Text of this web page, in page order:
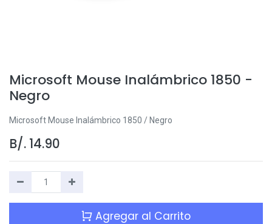
Microsoft Mouse Inalámbrico 1850 -
Negro
Microsoft Mouse Inalámbrico 1850 / Negro
B/. 14.90
Agregar al Carrito